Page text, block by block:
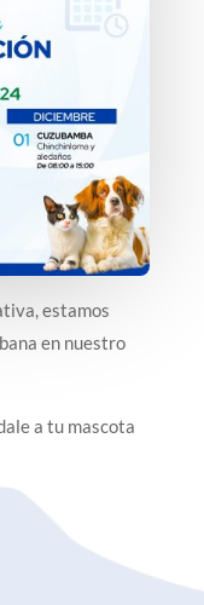
estamos
en nuestro
a tu mascota